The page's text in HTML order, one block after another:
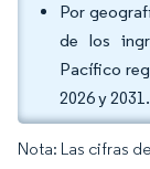
Por
de los
Pacífico
2026 y 2031.
Nota: Las cifras